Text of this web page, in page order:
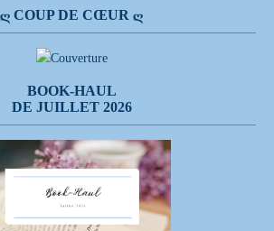
Ღ COUP DE CŒUR Ღ
BOOK-HAUL
DE JUILLET 2026